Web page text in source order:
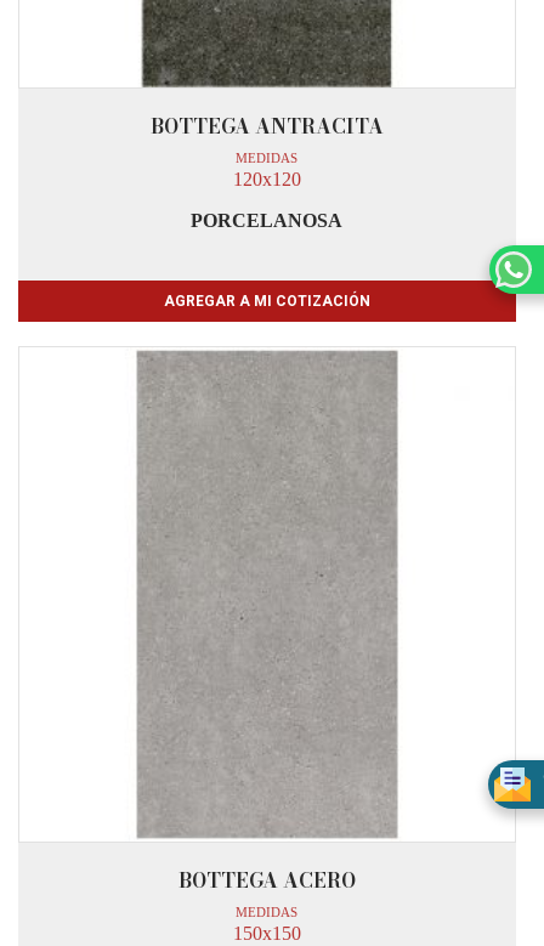
BOTTEGA ANTRACITA
MEDIDAS
120x120
PORCELANOSA
AGREGAR A MI COTIZACIÓN
BOTTEGA ACERO
MEDIDAS
150x150